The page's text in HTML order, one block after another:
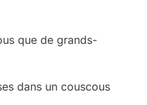
que de grands-
dans un couscous